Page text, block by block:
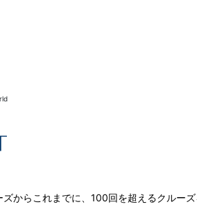
からこれまでに、100回を超えるクルー